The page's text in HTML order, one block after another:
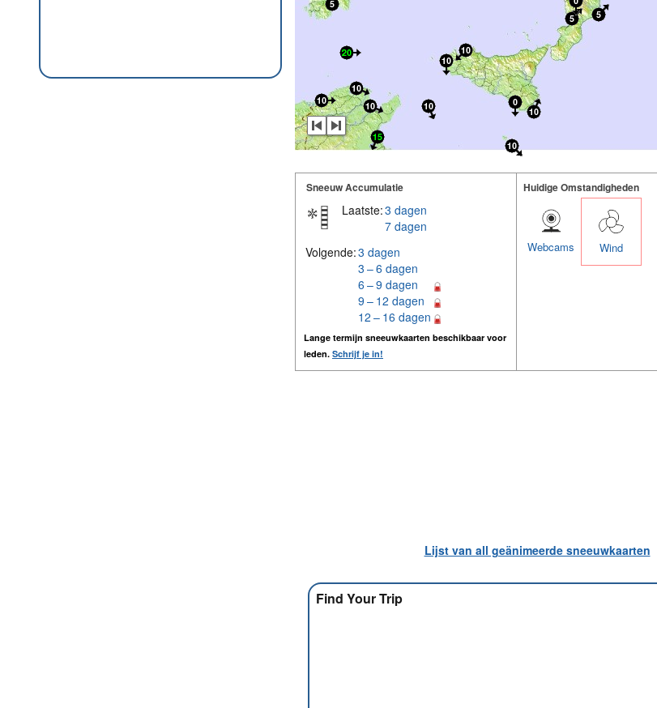
Sneeuw Accumulatie
Laatste:3 dagen
7 dagen
Volgende:3 dagen
3 – 6 dagen
6 – 9 dagen
9 – 12 dagen
12 – 16 dagen
Lange termijn sneeuwkaarten beschikbaar voor
leden. Schrijf je in!
Huidige Omstandigheden
Wind
Webcams
Lijst van all geänimeerde sneeuwkaarten
Find Your Trip